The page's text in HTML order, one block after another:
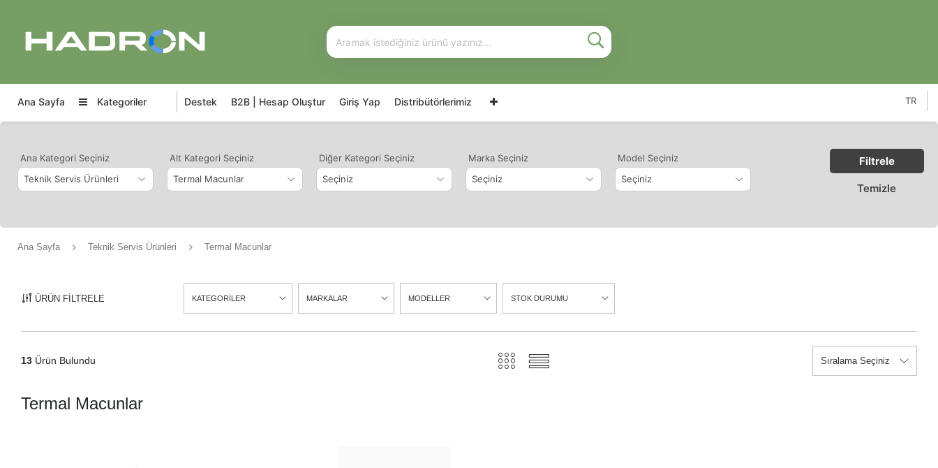
Ana Sayfa Kategoriler Destek B2B | Hesap Oluştur Giriş Yap Distribütörlerimiz TR
Ana Kategori Seçiniz Alt Kategori Seçiniz Diğer Kategori Seçiniz Marka Seçiniz Model Seçiniz Filtrele
Temizle
Ana Sayfa Teknik Servis Ürünleri Termal Macunlar
ÜRÜN FİLTRELE KATEGORİLER MARKALAR MODELLER STOK DURUMU
13 Ürün Bulundu
Termal Macunlar